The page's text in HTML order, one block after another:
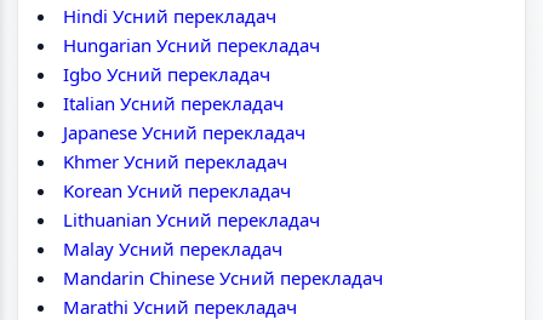
Hindi Усний перекладач
Hungarian Усний перекладач
Igbo Усний перекладач
Italian Усний перекладач
Japanese Усний перекладач
Khmer Усний перекладач
Korean Усний перекладач
Lithuanian Усний перекладач
Malay Усний перекладач
Mandarin Chinese Усний перекладач
Marathi Усний перекладач